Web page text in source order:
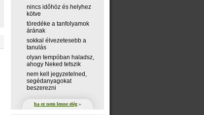
nincs időhöz és helyhez
kötve
töredéke a tanfolyamok
árának
sokkal élvezetesebb a
tanulás
olyan tempóban haladsz,
ahogy Neked tetszik
nem kell jegyzetelned,
segédanyagokat
beszerezni
ha ez nem lenne elég »